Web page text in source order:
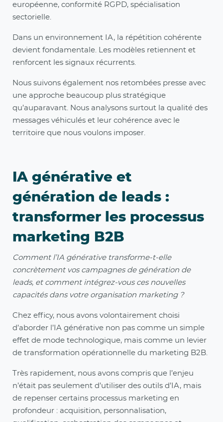
européenne, conformité RGPD, spécialisation
sectorielle.
Dans un environnement IA, la répétition cohérente
devient fondamentale. Les modèles retiennent et
renforcent les signaux récurrents.
Nous suivons également nos retombées presse avec
une approche beaucoup plus stratégique
qu’auparavant. Nous analysons surtout la qualité des
messages véhiculés et leur cohérence avec le
territoire que nous voulons imposer.
IA générative et
génération de leads :
transformer les processus
marketing B2B
Comment l’IA générative transforme-t-elle
concrètement vos campagnes de génération de
leads, et comment intégrez-vous ces nouvelles
capacités dans votre organisation marketing ?
Chez efficy, nous avons volontairement choisi
d’aborder l’IA générative non pas comme un simple
effet de mode technologique, mais comme un levier
de transformation opérationnelle du marketing B2B.
Très rapidement, nous avons compris que l’enjeu
n’était pas seulement d’utiliser des outils d’IA, mais
de repenser certains processus marketing en
profondeur : acquisition, personnalisation,